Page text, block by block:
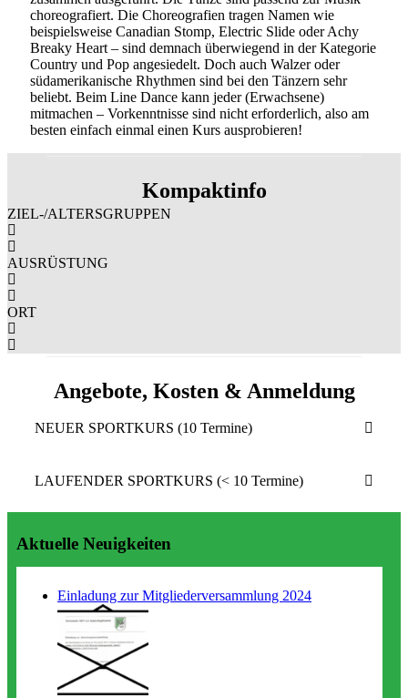
choreografiert. Die Choreografien tragen Namen wie
beispielsweise Canadian Stomp, Electric Slide oder Achy
Breaky Heart – sind demnach überwiegend in der Kategorie
Country und Pop angesiedelt. Doch auch Walzer oder
südamerikanische Rhythmen sind bei den Tänzern sehr
beliebt. Beim Line Dance kann jeder (Erwachsene)
mitmachen – Vorkenntnisse sind nicht erforderlich, also am
besten einfach einmal einen Kurs ausprobieren!
Kompaktinfo
ZIEL-/ALTERSGRUPPEN
AUSRÜSTUNG
ORT
Angebote, Kosten & Anmeldung
NEUER SPORTKURS (10 Termine)
LAUFENDER SPORTKURS (< 10 Termine)
Aktuelle Neuigkeiten
Einladung zur Mitgliederversammlung 2024